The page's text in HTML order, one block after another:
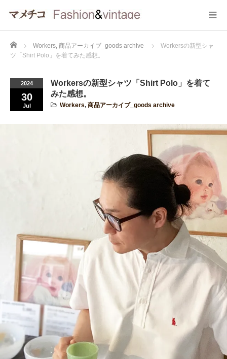
Home Workers, 商品アーカイブ_goods archive
Workersの新型シャ
ツ「Shirt Polo」を着てみた感想。
2024
30
Jul
Workersの新型シャツ「Shirt Polo」を着て
みた感想。
Workers, 商品アーカイブ_goods archive